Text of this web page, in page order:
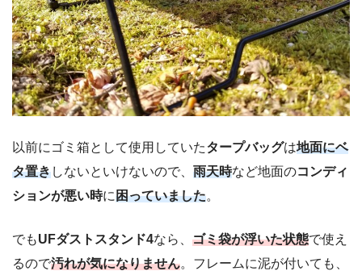
以前にゴミ箱として使用していたタープバッグは地面にベ
タ置きしないといけないので、 雨天時など地面のコンディ
ションが悪い時に困っていました。
でもUFダストスタンド4なら、 ゴミ袋が浮いた状態で使え
るので汚れが気になりません。フレームに泥が付いても、